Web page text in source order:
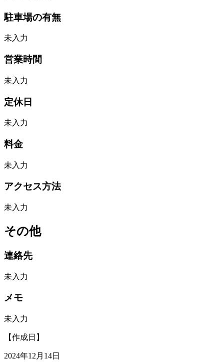
駐車場の有無
未入力
営業時間
未入力
定休日
未入力
料金
未入力
アクセス方法
未入力
その他
連絡先
未入力
メモ
未入力
【作成日】
2024年12月14日